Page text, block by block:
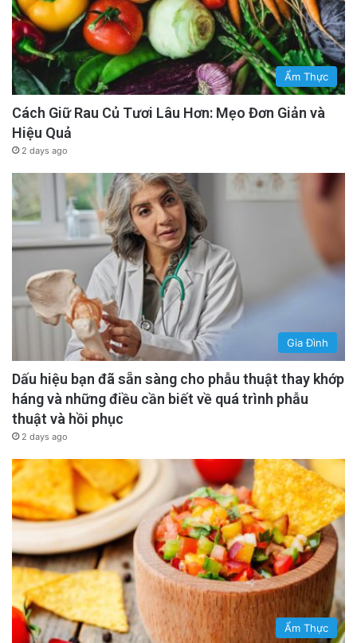
Ẩm Thực
Cách Giữ Rau Củ Tươi Lâu Hơn: Mẹo Đơn Giản và
Hiệu Quả
2 days ago
Gia Đình
Dấu hiệu bạn đã sẵn sàng cho phẫu thuật thay khớp
háng và những điều cần biết về quá trình phẫu
thuật và hồi phục
2 days ago
Ẩm Thực